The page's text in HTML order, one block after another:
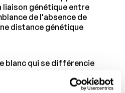
liaison génétique entre
de l'absence de
distance génétique
blanc qui se différencie
pas formé dans la
des organes spéciaux